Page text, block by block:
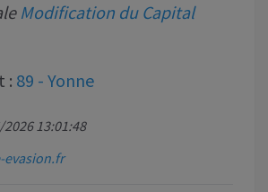
Modification du Capital
: 89 - Yonne
13:01:48
evasion.fr